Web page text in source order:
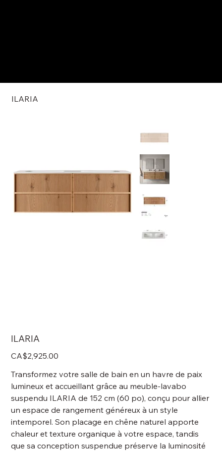
ILARIA
ILARIA
Price
CA$2,925.00
Transformez votre salle de bain en un havre de paix
lumineux et accueillant grâce au meuble-lavabo
suspendu ILARIA de 152 cm (60 po), conçu pour allier
un espace de rangement généreux à un style
intemporel. Son placage en chêne naturel apporte
chaleur et texture organique à votre espace, tandis
que sa conception suspendue préserve la luminosité